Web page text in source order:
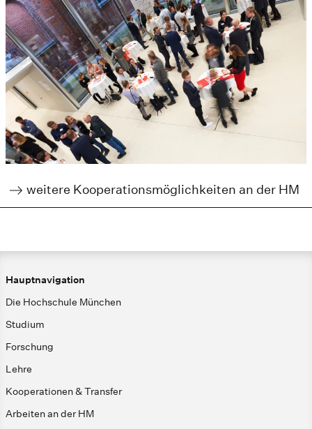
weitere Kooperationsmöglichkeiten an der HM
Hauptnavigation
Die Hochschule München
Studium
Forschung
Lehre
Kooperationen & Transfer
Arbeiten an der HM